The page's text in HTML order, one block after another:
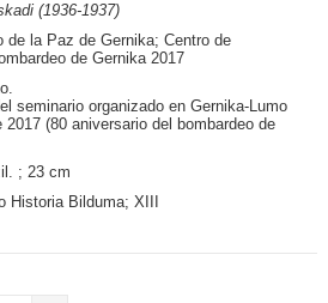
(1936-1937)
de la Paz de Gernika; Centro de
de Gernika 2017
seminario organizado en Gernika-Lumo
(80 aniversario del bombardeo de
; 23 cm
Historia Bilduma; XIII